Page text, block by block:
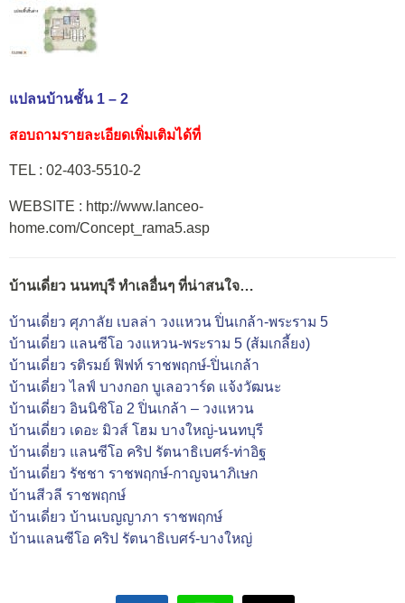
แปลนบ้านชั้น 1 – 2
สอบถามรายละเอียดเพิ่มเติมได้ที่
TEL : 02-403-5510-2
WEBSITE : http://www.lanceo-
home.com/Concept_rama5.asp
บ้านเดี่ยว นนทบุรี ทำเลอื่นๆ ที่น่าสนใจ…
บ้านเดี่ยว ศุภาลัย เบลล่า วงแหวน ปิ่นเกล้า-พระราม 5
บ้านเดี่ยว แลนซีโอ วงแหวน-พระราม 5 (ส้มเกลี้ยง)
บ้านเดี่ยว รติรมย์ ฟิฟท์ ราชพฤกษ์-ปิ่นเกล้า
บ้านเดี่ยว ไลฟ์ บางกอก บูเลอวาร์ด แจ้งวัฒนะ
บ้านเดี่ยว อินนิซิโอ 2 ปิ่นเกล้า – วงแหวน
บ้านเดี่ยว เดอะ มิวส์ โฮม บางใหญ่-นนทบุรี
บ้านเดี่ยว แลนซีโอ คริป รัตนาธิเบศร์-ท่าอิฐ
บ้านเดี่ยว รัชชา ราชพฤกษ์-กาญจนาภิเษก
บ้านสีวลี ราชพฤกษ์
บ้านเดี่ยว บ้านเบญญาภา ราชพฤกษ์
บ้านแลนซีโอ คริป รัตนาธิเบศร์-บางใหญ่